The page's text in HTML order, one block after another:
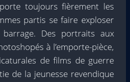
toujours fièrement les
partis se faire exploser
Des portraits aux
à l’emporte-pièce,
de films de guerre
de la jeunesse revendique